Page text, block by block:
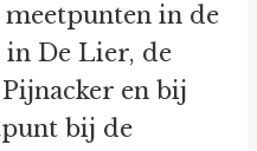
in de
De Lier, de
en bij
bij de